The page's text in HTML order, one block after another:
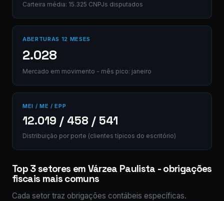
Carteira média: 15.325 CNPJs disputados
ABERTURAS 12 MESES
2.028
Mercado em movimento - mês pico: janeiro
MEI / ME / EPP
12.019 / 458 / 541
Distribuição por porte (clientes típicos do escritório)
Top 3 setores em Várzea Paulista - obrigações
fiscais mais comuns
Cada setor traz obrigações contábeis específicas.